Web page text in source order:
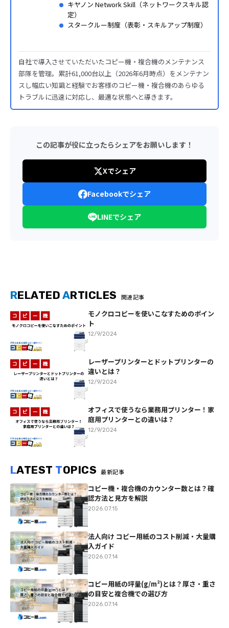
キヤノン Network Skill（ネットワークスキル認
定）
スタークルー制度（表彰・スキルアップ制度）
自社で導入させていただいたコピー機・複合機のメンテナンス
部隊を管理。累計61,000台以上（2026年6月時点）をメンテナン
スし幅広い知識と経験でお客様のコピー機・複合機のあらゆる
トラブルに迅速に対応し、最適な状態へと導きます。
この記事が役に立ったらシェアをお願いします！
Xでシェア
Facebookでシェア
LINEでシェア
RELATED ARTICLES 関連記事
モノクロコピーを使いこなすためのポイン
ト
12/9/2024
レーザープリンターとドットプリンターの
違いとは？
12/9/2024
オフィスで使うなら業務用プリンター！家
庭用プリンターとの違いは？
12/9/2024
LATEST TOPICS 最新記事
コピー機・複合機のカウンター数とは？確
認方法と見方を解説
2026.07.15
法人向け コピー用紙のコスト削減・大量購
入ガイド
2026.07.14
コピー用紙の坪量(g/m²)とは？厚さ・重さ
の目安と複合機での選び方
2026.07.14